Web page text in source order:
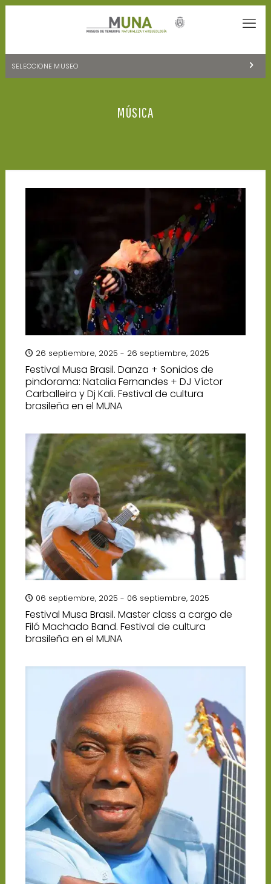
SELECCIONE MUSEO
CENTRO DE DOCUMENTACIÓN DE CANARIAS Y AMÉRICA
MÚSICA
26 septiembre, 2025 - 26 septiembre, 2025
Festival Musa Brasil. Danza + Sonidos de
pindorama: Natalia Fernandes + DJ Víctor
Carballeira y Dj Kali. Festival de cultura
brasileña en el MUNA
06 septiembre, 2025 - 06 septiembre, 2025
Festival Musa Brasil. Master class a cargo de
Filó Machado Band. Festival de cultura
brasileña en el MUNA